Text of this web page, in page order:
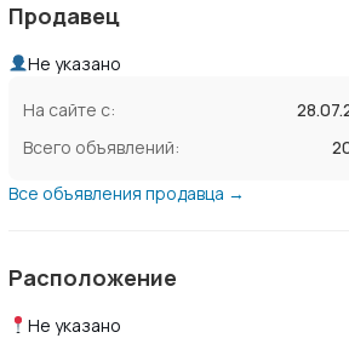
Продавец
Не указано
На сайте с:
Всего объявлений:
Все объявления продавца →
Расположение
Не указано